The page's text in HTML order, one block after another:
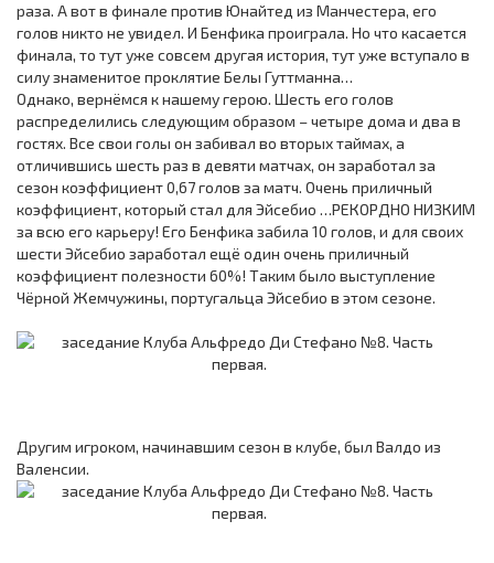
раза. А вот в финале против Юнайтед из Манчестера, его
голов никто не увидел. И Бенфика проиграла. Но что касается
финала, то тут уже совсем другая история, тут уже вступало в
силу знаменитое проклятие Белы Гуттманна…
Однако, вернёмся к нашему герою. Шесть его голов
распределились следующим образом – четыре дома и два в
гостях. Все свои голы он забивал во вторых таймах, а
отличившись шесть раз в девяти матчах, он заработал за
сезон коэффициент 0,67 голов за матч. Очень приличный
коэффициент, который стал для Эйсебио …РЕКОРДНО НИЗКИМ
за всю его карьеру! Его Бенфика забила 10 голов, и для своих
шести Эйсебио заработал ещё один очень приличный
коэффициент полезности 60%! Таким было выступление
Чёрной Жемчужины, португальца Эйсебио в этом сезоне.
Другим игроком, начинавшим сезон в клубе, был Валдо из
Валенсии.